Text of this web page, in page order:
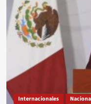
Internacionales